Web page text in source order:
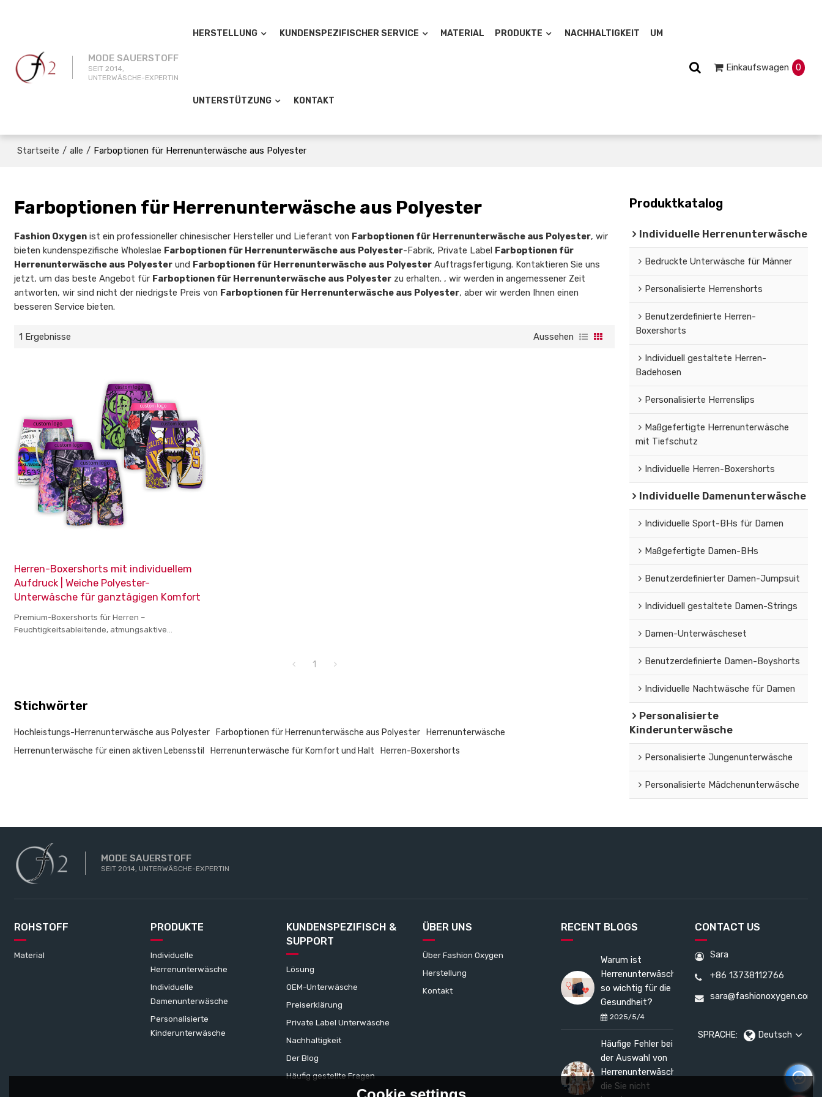
MODE SAUERSTOFF
SEIT 2014,
UNTERWÄSCHE-EXPERTIN
HERSTELLUNG KUNDENSPEZIFISCHER SERVICE MATERIAL PRODUKTE NACHHALTIGKEIT UM
UNTERSTÜTZUNG KONTAKT
Einkaufswagen 0
Startseite / alle / Farboptionen für Herrenunterwäsche aus Polyester
Farboptionen für Herrenunterwäsche aus Polyester
Fashion Oxygen ist ein professioneller chinesischer Hersteller und Lieferant von Farboptionen für Herrenunterwäsche aus Polyester, wir
bieten kundenspezifische Wholeslae Farboptionen für Herrenunterwäsche aus Polyester-Fabrik, Private Label Farboptionen für
Herrenunterwäsche aus Polyester und Farboptionen für Herrenunterwäsche aus Polyester Auftragsfertigung. Kontaktieren Sie uns
jetzt, um das beste Angebot für Farboptionen für Herrenunterwäsche aus Polyester zu erhalten. , wir werden in angemessener Zeit
antworten, wir sind nicht der niedrigste Preis von Farboptionen für Herrenunterwäsche aus Polyester, aber wir werden Ihnen einen
besseren Service bieten.
1 Ergebnisse Aussehen
Herren-Boxershorts mit individuellem
Aufdruck | Weiche Polyester-
Unterwäsche für ganztägigen Komfort
Premium-Boxershorts für Herren –
Feuchtigkeitsableitende, atmungsaktive
1
Stichwörter
Hochleistungs-Herrenunterwäsche aus Polyester Farboptionen für Herrenunterwäsche aus Polyester
Herrenunterwäsche
Herrenunterwäsche für einen aktiven Lebensstil
Herrenunterwäsche für Komfort und Halt Herren-Boxershorts
Produktkatalog
Individuelle Herrenunterwäsche
Bedruckte Unterwäsche für Männer
Personalisierte Herrenshorts
Benutzerdefinierte Herren-
Boxershorts
Individuell gestaltete Herren-
Badehosen
Personalisierte Herrenslips
Maßgefertigte Herrenunterwäsche
mit Tiefschutz
Individuelle Herren-Boxershorts
Individuelle Damenunterwäsche
Individuelle Sport-BHs für Damen
Maßgefertigte Damen-BHs
Benutzerdefinierter Damen-Jumpsuit
Individuell gestaltete Damen-Strings
Damen-Unterwäscheset
Benutzerdefinierte Damen-Boyshorts
Individuelle Nachtwäsche für Damen
Personalisierte
Kinderunterwäsche
Personalisierte Jungenunterwäsche
Personalisierte Mädchenunterwäsche
MODE SAUERSTOFF
SEIT 2014, UNTERWÄSCHE-EXPERTIN
ROHSTOFF
Material
PRODUKTE
Individuelle
Herrenunterwäsche
Individuelle
Damenunterwäsche
Personalisierte
Kinderunterwäsche
KUNDENSPEZIFISCH &
SUPPORT
Lösung
OEM-Unterwäsche
Preiserklärung
Private Label Unterwäsche
Nachhaltigkeit
Der Blog
Häufig gestellte Fragen
ÜBER UNS
Über Fashion Oxygen
Herstellung
Kontakt
RECENT BLOGS
2025/5/4
Warum ist
Herrenunterwäsche
so wichtig für die
Gesundheit?
Häufige Fehler bei
der Auswahl von
Herrenunterwäsche,
die Sie nicht
CONTACT US
Sara
+86 13738112766
sara@fashionoxygen.com
SPRACHE: Deutsch